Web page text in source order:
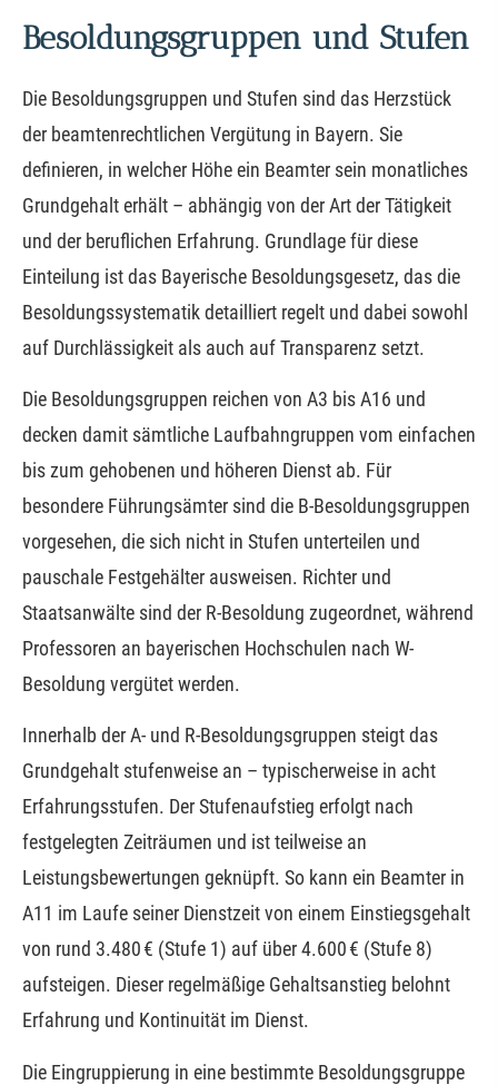
Besoldungsgruppen und Stufen
Die Besoldungsgruppen und Stufen sind das Herzstück
der beamtenrechtlichen Vergütung in Bayern. Sie
definieren, in welcher Höhe ein Beamter sein monatliches
Grundgehalt erhält – abhängig von der Art der Tätigkeit
und der beruflichen Erfahrung. Grundlage für diese
Einteilung ist das Bayerische Besoldungsgesetz, das die
Besoldungssystematik detailliert regelt und dabei sowohl
auf Durchlässigkeit als auch auf Transparenz setzt.
Die Besoldungsgruppen reichen von A3 bis A16 und
decken damit sämtliche Laufbahngruppen vom einfachen
bis zum gehobenen und höheren Dienst ab. Für
besondere Führungsämter sind die B-Besoldungsgruppen
vorgesehen, die sich nicht in Stufen unterteilen und
pauschale Festgehälter ausweisen. Richter und
Staatsanwälte sind der R-Besoldung zugeordnet, während
Professoren an bayerischen Hochschulen nach W-
Besoldung vergütet werden.
Innerhalb der A- und R-Besoldungsgruppen steigt das
Grundgehalt stufenweise an – typischerweise in acht
Erfahrungsstufen. Der Stufenaufstieg erfolgt nach
festgelegten Zeiträumen und ist teilweise an
Leistungsbewertungen geknüpft. So kann ein Beamter in
A11 im Laufe seiner Dienstzeit von einem Einstiegsgehalt
von rund 3.480 € (Stufe 1) auf über 4.600 € (Stufe 8)
aufsteigen. Dieser regelmäßige Gehaltsanstieg belohnt
Erfahrung und Kontinuität im Dienst.
Die Eingruppierung in eine bestimmte Besoldungsgruppe